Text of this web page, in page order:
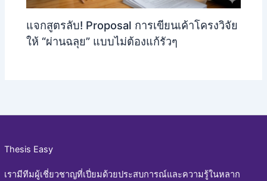
แจกสูตรลับ! Proposal การเขียนเค้าโครงวิจัย
ให้ “ผ่านฉลุย” แบบไม่ต้องแก้รัวๆ
Thesis Easy
เรามีทีมผู้เชี่ยวชาญที่เปี่ยมด้วยประสบการณ์และความรู้ในหลาก